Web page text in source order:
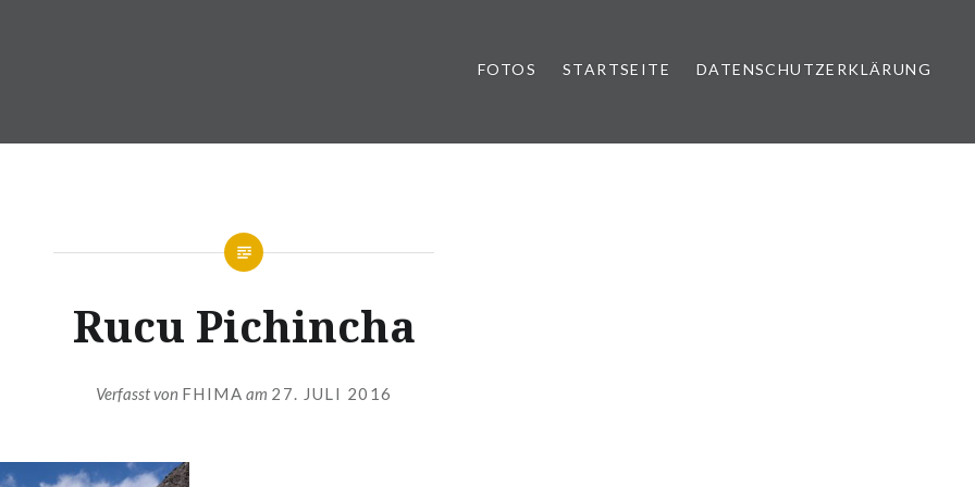
FOTOS STARTSEITE DATENSCHUTZERKLÄRUNG
Rucu Pichincha
Verfasst von FHIMA am 27. JULI 2016